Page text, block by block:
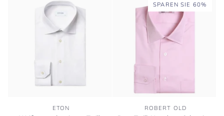
ETON
SPAREN SIE 60%
ROBERT OLD